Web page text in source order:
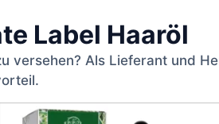
Label Haaröl
versehen? Als Lieferant und